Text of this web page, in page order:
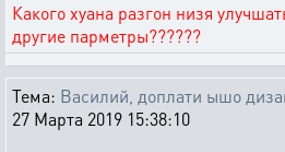
Какого хуана разгон низя
другие парметры??????
Тема: Василий, доплати ышо
27 Марта 2019 15:38:10